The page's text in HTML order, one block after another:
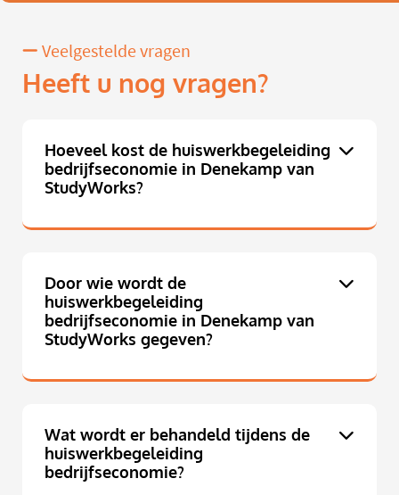
Veelgestelde vragen
Heeft u nog vragen?
Hoeveel kost de huiswerkbegeleiding
bedrijfseconomie in Denekamp van
StudyWorks?
Door wie wordt de
huiswerkbegeleiding
bedrijfseconomie in Denekamp van
StudyWorks gegeven?
Wat wordt er behandeld tijdens de
huiswerkbegeleiding
bedrijfseconomie?